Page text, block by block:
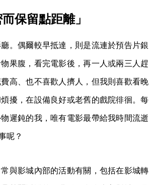
保留點距離」
。偶爾較早抵達，則是流連於預告片
果腹，看完電影後，再一人或兩三人
高、也不喜歡人擠人，但我則喜歡看
擾，在設備良好或老舊的戲院徘徊。
遲鈍的我，唯有電影最帶給我時間流
呢？
與影城內部的活動有關，包括在影城